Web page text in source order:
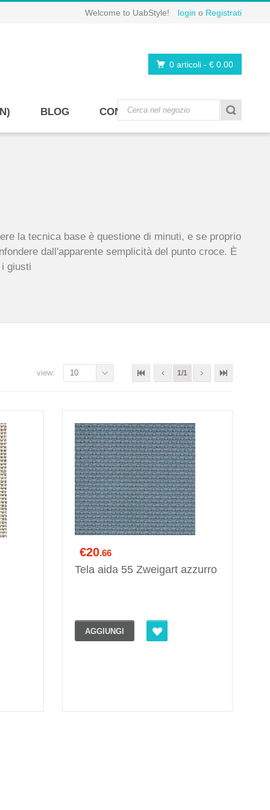
Welcome to UabStyle! login o Registrati
0 articoli - € 0.00
BLOG CONTATTI
la tecnica base è questione di minuti, e se proprio
dall'apparente semplicità del punto croce. È
giusti
1/1
view: 10
€20.66
Tela aida 55 Zweigart azzurro
AGGIUNGI